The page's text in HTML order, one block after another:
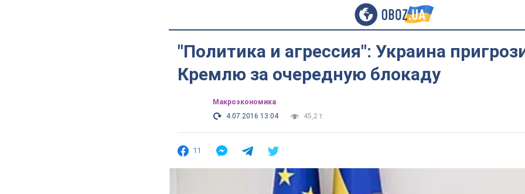
"Политика и агрессия": Украина
Кремлю за очередную блокаду
Mакроэкономика
4.07.2016 13:04
45,2 т.
11